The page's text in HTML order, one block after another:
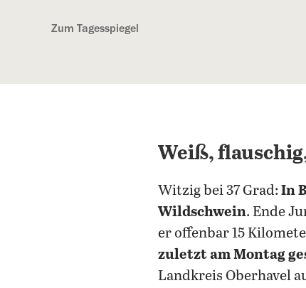
Zum Tagesspiegel
Weiß,
Witzig bei 37 Grad:In
Wildschwein. Ende
er offenbar 15
zuletzt am Montag
Landkreis Oberhavel